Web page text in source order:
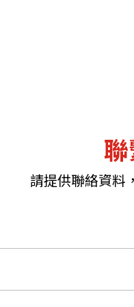
請提供聯絡資料